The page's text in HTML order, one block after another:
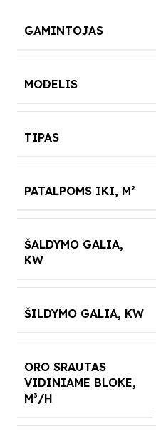
GAMINTOJAS
MODELIS
TIPAS
PATALPOMS IKI, M²
ŠALDYMO GALIA,
KW
ŠILDYMO GALIA, KW
ORO SRAUTAS
VIDINIAME BLOKE,
M³/H